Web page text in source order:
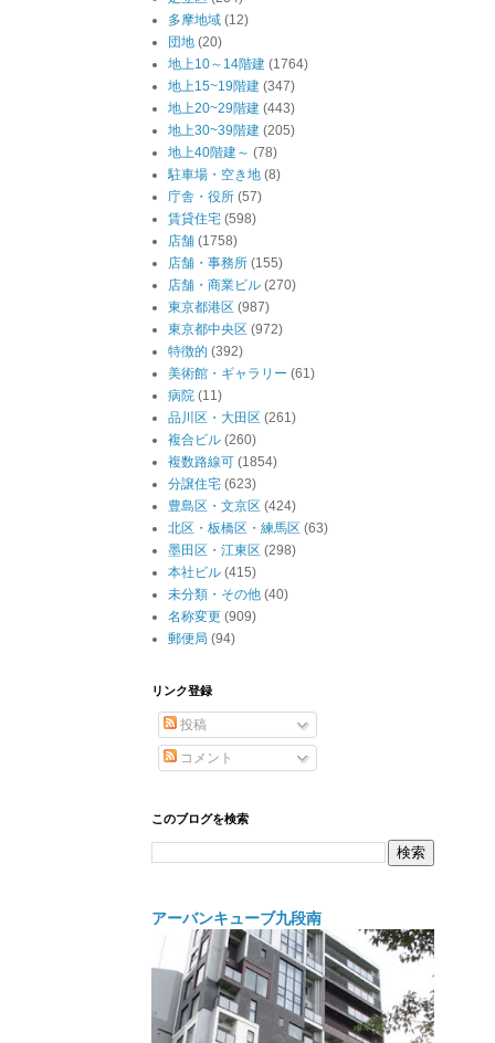
多摩地域 (12)
団地 (20)
地上10～14階建 (1764)
地上15~19階建 (347)
地上20~29階建 (443)
地上30~39階建 (205)
地上40階建～ (78)
駐車場・空き地 (8)
庁舎・役所 (57)
賃貸住宅 (598)
店舗 (1758)
店舗・事務所 (155)
店舗・商業ビル (270)
東京都港区 (987)
東京都中央区 (972)
特徴的 (392)
美術館・ギャラリー (61)
病院 (11)
品川区・大田区 (261)
複合ビル (260)
複数路線可 (1854)
分譲住宅 (623)
豊島区・文京区 (424)
北区・板橋区・練馬区 (63)
墨田区・江東区 (298)
本社ビル (415)
未分類・その他 (40)
名称変更 (909)
郵便局 (94)
リンク登録
投稿
コメント
このブログを検索
アーバンキューブ九段南